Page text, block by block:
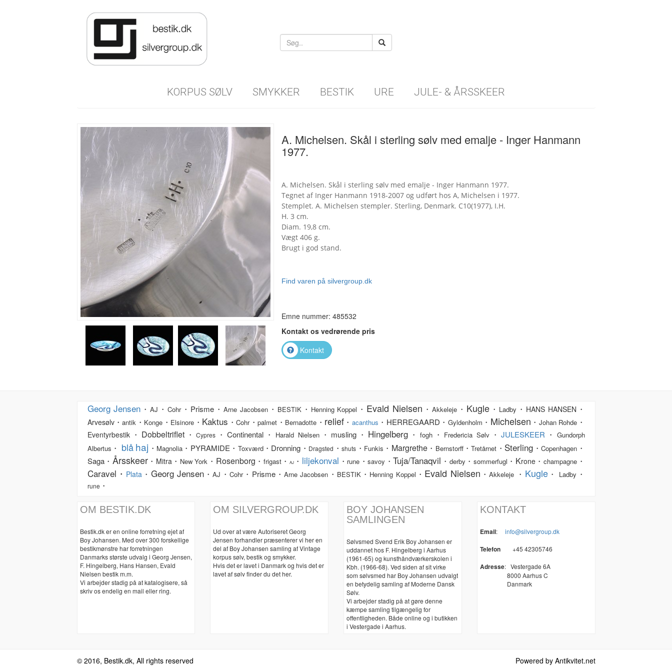
KORPUS SØLV SMYKKER BESTIK URE JULE- & ÅRSSKEER
A. Michelsen. Skål i sterling sølv med emalje - Inger Hanmann
1977.
A. Michelsen. Skål i sterling sølv med emalje - Inger Hanmann 1977.
Tegnet af Inger Hanmann 1918-2007 og udført hos A, Michelsen i 1977.
Stemplet. A. Michelsen stempler. Sterling, Denmark. C10(1977), I.H.
H. 3 cm.
Diam. 19,8 cm.
Vægt 406 g.
Brugt i god stand.
Find varen på silvergroup.dk
Emne nummer: 485532
Kontakt os vedrørende pris
Kontakt
Georg Jensen ・AJ ・Cohr・Prisme・ Arne Jacobsen・ BESTIK・ Henning Koppel ・ Evald Nielsen ・Akkeleje ・ Kugle・ Ladby ・ HANS HANSEN ・
Arvesølv・antik ・ Konge ・ Elsinore ・ Kaktus ・Cohr・palmet ・ Bernadotte ・ relief ・ acanthus ・HERREGAARD・ Gyldenholm ・ Michelsen ・ Johan Rohde ・
Eventyrbestik・ Dobbeltriflet・Cypres ・Continental・ Harald Nielsen・musling・ Hingelberg ・ fogh・ Fredericia Sølv ・JULESKEER ・ Gundorph
Albertus ・ blå haj ・ Magnolia ・PYRAMIDE・ Toxværd・Dronning・ Dragsted ・shuts ・ Funkis ・ Margrethe・ Bernstorff・Tretårnet ・ Sterling ・Copenhagen ・
Saga・ Årsskeer・ Mitra ・ New York ・ Rosenborg ・ frigast・ AJ・ liljekonval ・ rune ・savoy ・Tuja/Tanaqvil ・ derby ・ sommerfugl ・ Krone・champagne ・
Caravel・ Plata ・ Georg Jensen・AJ ・ Cohr・Prisme・Arne Jacobsen ・ BESTIK・ Henning Koppel ・ Evald Nielsen ・Akkeleje ・ Kugle・ Ladby ・
rune ・
OM BESTIK.DK
Bestik.dk er en online forretning ejet af
Boy Johansen. Med over 300 forskellige
bestikmønstre har forretningen
Danmarks største udvalg i Georg Jensen,
F. Hingelberg, Hans Hansen, Evald
Nielsen bestik m.m.
Vi arbejder stadig på at katalogisere, så
skriv os endelig en mail eller ring.
OM SILVERGROUP.DK
Ud over at være Autoriseret Georg
Jensen forhandler præsenterer vi her en
del af Boy Johansen samling af Vintage
korpus sølv, bestik og smykker.
Hvis det er lavet i Danmark og hvis det er
lavet af sølv finder du det her.
BOY JOHANSEN
SAMLINGEN
Sølvsmed Svend Erik Boy Johansen er
uddannet hos F. Hingelberg i Aarhus
(1961-65) og kunsthåndværkerskolen i
Kbh. (1966-68). Ved siden af sit virke
som sølvsmed har Boy Johansen udvalgt
en betydelig samling af Moderne Dansk
Sølv.
Vi arbejder stadig på at gøre denne
kæmpe samling tilgængelig for
offentligheden. Både online og i butikken
i Vestergade i Aarhus.
KONTAKT
Email: info@silvergroup.dk
Telefon +45 42305746
Adresse: Vestergade 6A
8000 Aarhus C
Danmark
© 2016, Bestik.dk, All rights reserved Powered by Antikvitet.net